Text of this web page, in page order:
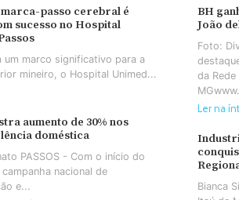
passo cerebral é
sucesso no Hospital
um marco significativo para a
mineiro, o Hospital Unimed...
aumento de 30% nos
doméstica
PASSOS - Com o início do
nacional de
e...
BH
João
Foto:
da Rede
Ler na
Bianca